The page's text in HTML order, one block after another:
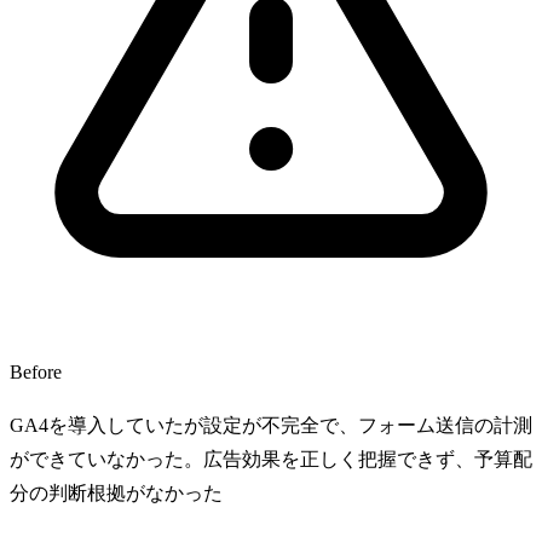
Before
GA4を導入していたが設定が不完全で、フォーム送信の計測
ができていなかった。広告効果を正しく把握できず、予算配
分の判断根拠がなかった